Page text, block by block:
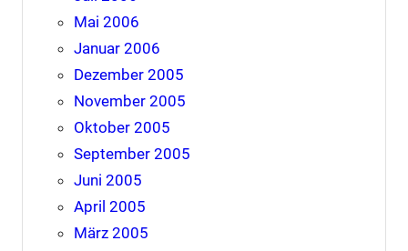
Mai 2006
Januar 2006
Dezember 2005
November 2005
Oktober 2005
September 2005
Juni 2005
April 2005
März 2005